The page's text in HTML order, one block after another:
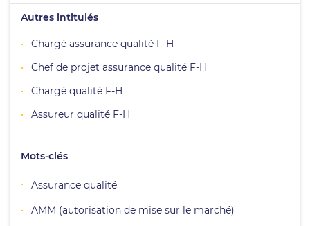
Autres intitulés
Chargé assurance qualité F-H
Chef de projet assurance qualité F-H
Chargé qualité F-H
Assureur qualité F-H
Mots-clés
Assurance qualité
AMM (autorisation de mise sur le marché)